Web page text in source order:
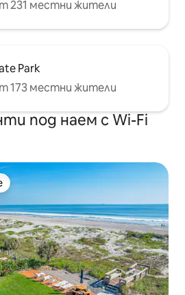
231 местни жители
Park
173 местни жители
под наем с Wi-Fi
на гостите